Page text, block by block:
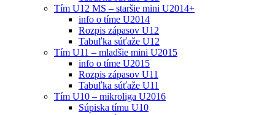
Tím U12 MS – staršie mini U2014+
info o tíme U2014
Rozpis zápasov U12
Tabuľka súťaže U12
Tím U11 – mladšie mini U2015
info o tíme U2015
Rozpis zápasov U11
Tabuľka súťaže U11
Tím U10 – mikroliga U2016
Súpiska tímu U10